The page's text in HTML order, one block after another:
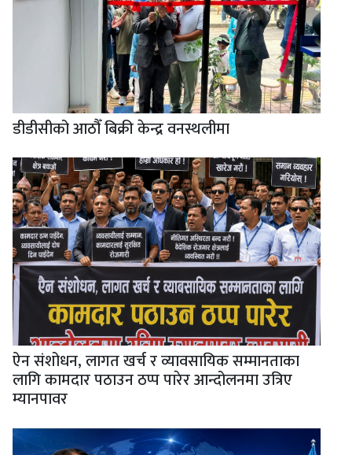
डीडीसीको आठौँ बिक्री केन्द्र वनस्थलीमा
ऐन संशोधन, लागत खर्च र व्यावसायिक सम्मानताका
लागि कामदार पठाउन ठप्प पारेर आन्दोलनमा उत्रिए
म्यानपावर